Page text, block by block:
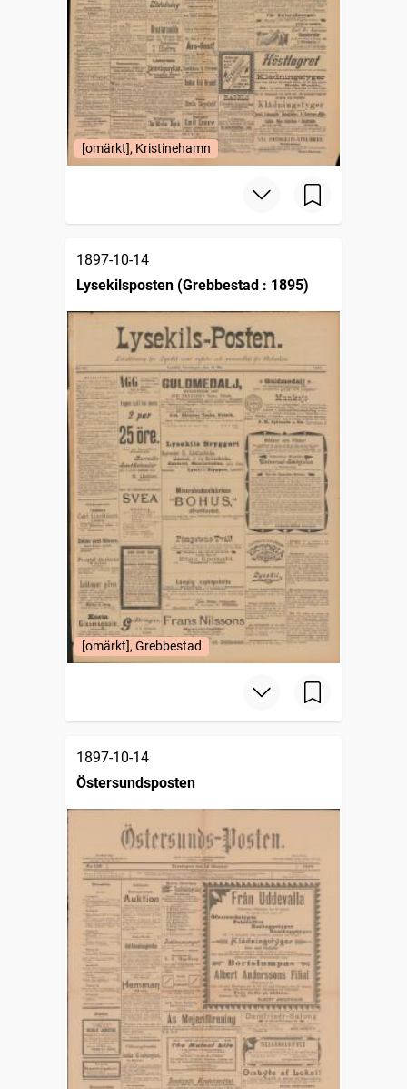
[omärkt], Kristinehamn
1897-10-14
Lysekilsposten (Grebbestad : 1895)
[omärkt], Grebbestad
1897-10-14
Östersundsposten